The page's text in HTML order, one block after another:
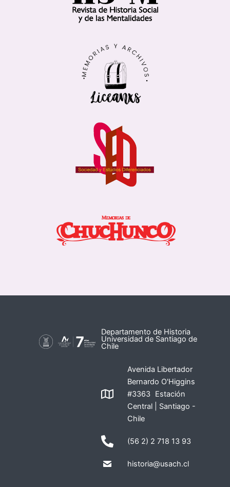
Departamento de Historia
Universidad de Santiago de
Chile
Avenida Libertador
Bernardo O'Higgins
#3363 Estación
Central | Santiago -
Chile
(56 2) 2 718 13 93
historia@usach.cl